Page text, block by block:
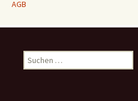
AGB
Suchen
nach: